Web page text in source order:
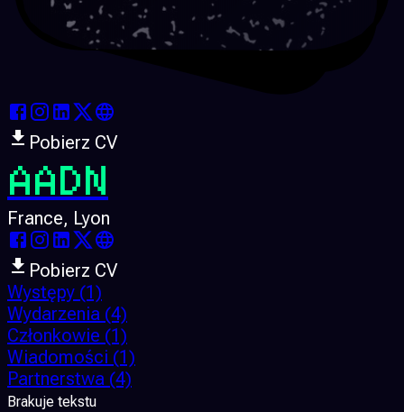
Pobierz CV
AADN
France, Lyon
Pobierz CV
Występy (1)
Wydarzenia (4)
Członkowie (1)
Wiadomości (1)
Partnerstwa (4)
Brakuje tekstu